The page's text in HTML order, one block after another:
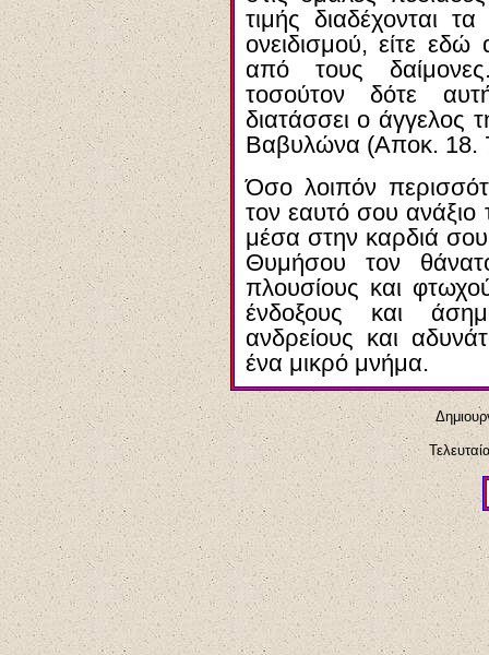
τιμής διαδέχονται
ονειδισμού, είτε
από τους
τοσούτον δότε αυτ
διατάσσει ο άγγελος
Βαβυλώνα (Αποκ. 18.
Όσο λοιπόν
τον εαυτό σου ανάξιο
μέσα στην καρδιά
Θυμήσου τον
πλουσίους και
ένδοξους και
ανδρείους και
ένα μικρό μνήμα.